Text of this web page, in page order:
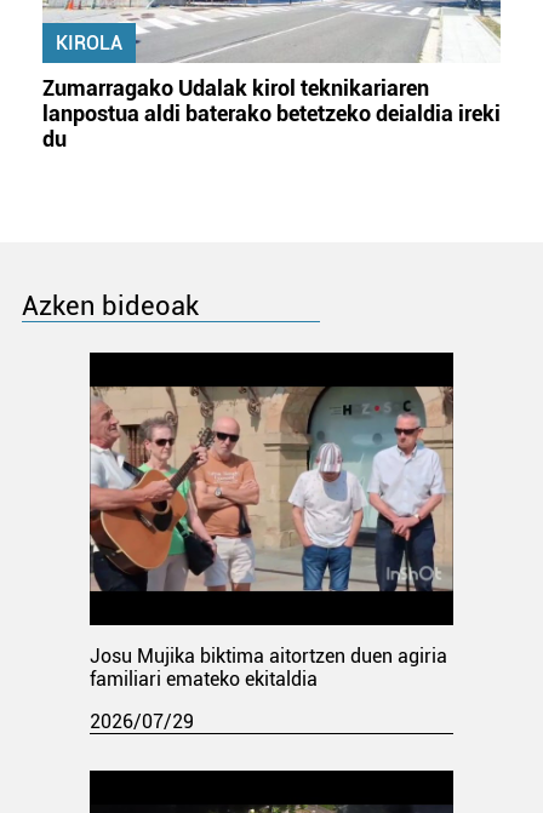
KIROLA
Zumarragako Udalak kirol teknikariaren
lanpostua aldi baterako betetzeko deialdia ireki
du
Azken bideoak
Josu Mujika biktima aitortzen duen agiria
familiari emateko ekitaldia
2026/07/29